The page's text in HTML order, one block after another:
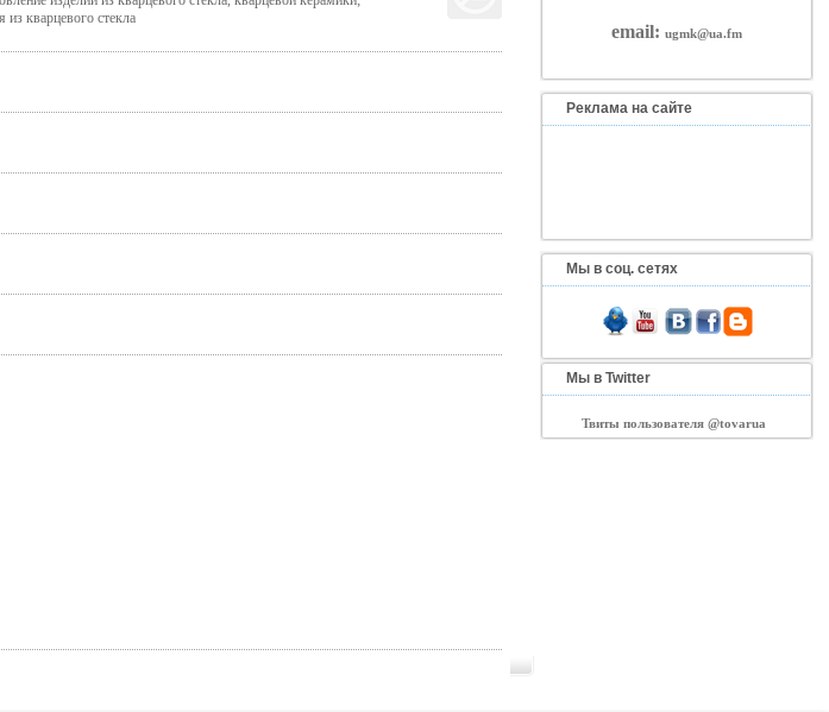
кварцевого стекла
email: ugmk@ua.fm
Реклама на сайте
Мы в соц. сетях
Мы в Twitter
Твиты пользователя @tovarua